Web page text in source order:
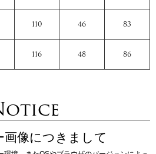
110 46 83
116 48 86
画像につきまして